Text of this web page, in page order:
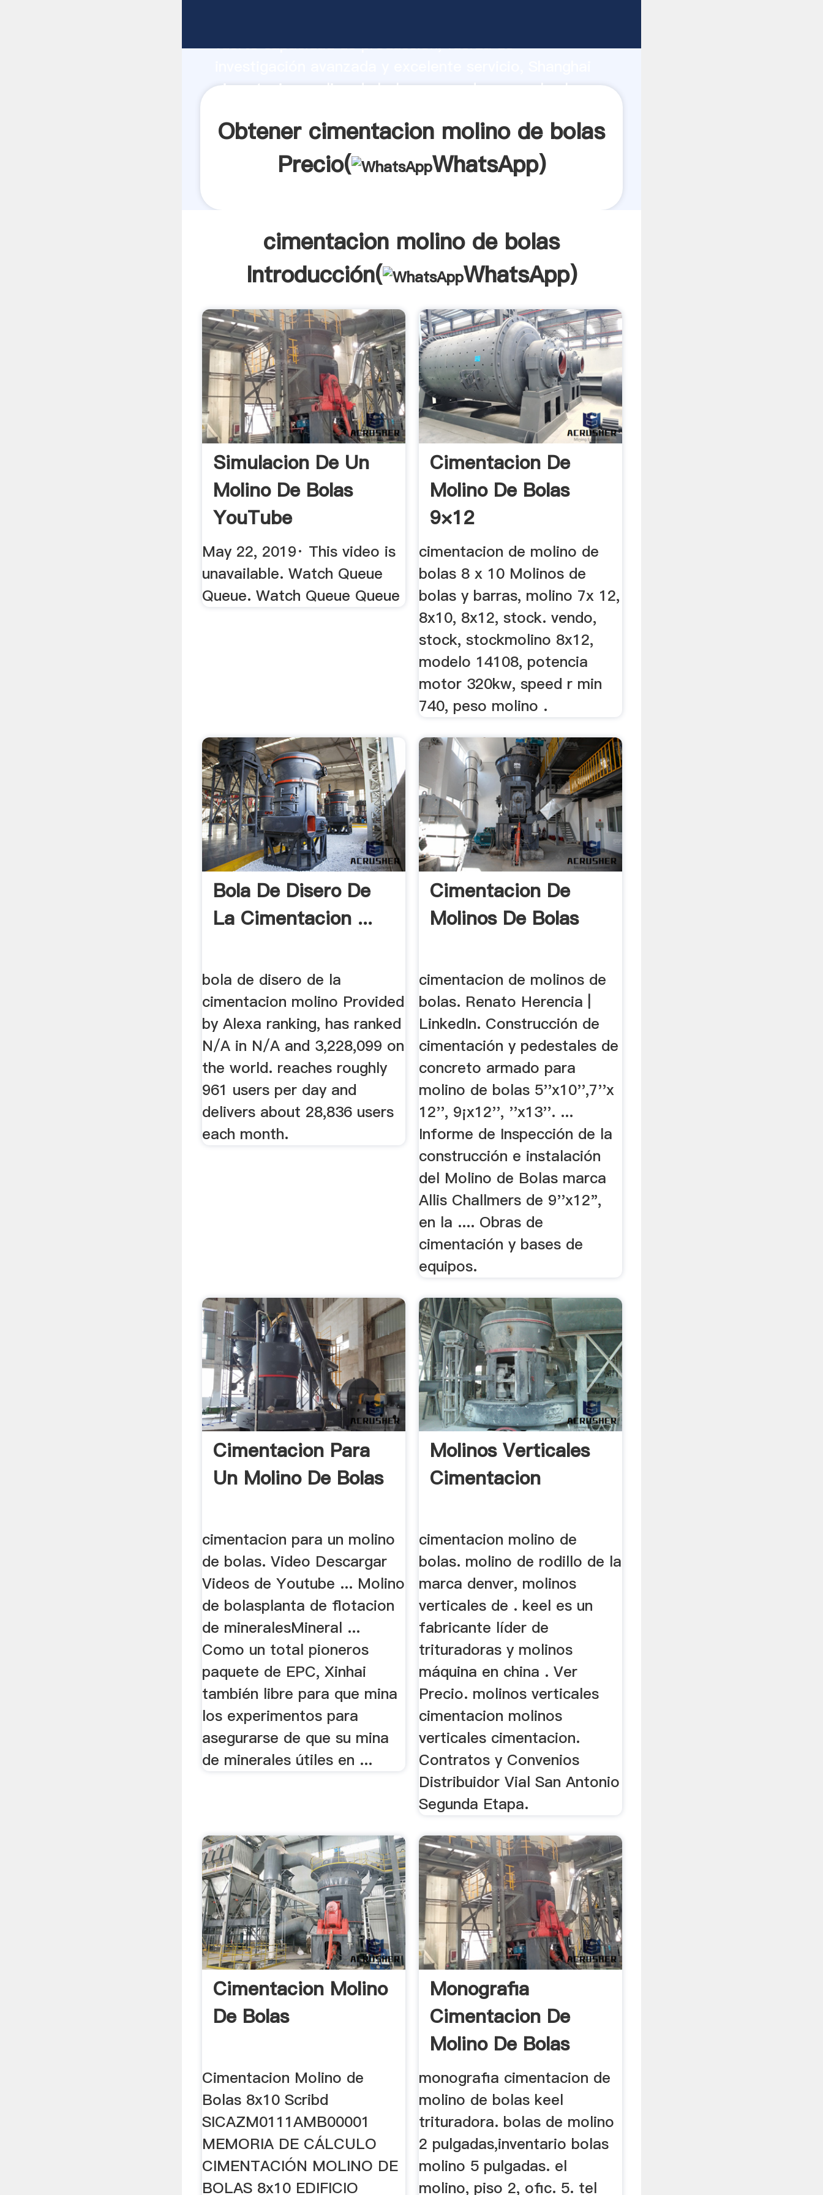
fuerte capacidad de producción, fuerza de
cimentacion molino de bolas proveedor crea el valor y
Obtener cimentacion molino de bolas
Precio(
WhatsApp)
cimentacion molino de bolas
Introducción(
WhatsApp)
Simulacion De Un
Molino De Bolas
YouTube
May 22, 2019· This video is
unavailable. Watch Queue
Queue. Watch Queue Queue
Cimentacion De
Molino De Bolas
9×12
cimentacion de molino de
bolas 8 x 10 Molinos de
bolas y barras, molino 7x 12,
8x10, 8x12, stock. vendo,
stock, stockmolino 8x12,
modelo 14108, potencia
motor 320kw, speed r min
740, peso molino .
Bola De Disero De
La Cimentacion ...
bola de disero de la
cimentacion molino Provided
by Alexa ranking, has ranked
N/A in N/A and 3,228,099 on
the world. reaches roughly
961 users per day and
delivers about 28,836 users
each month.
Cimentacion De
Molinos De Bolas
cimentacion de molinos de
bolas. Renato Herencia |
LinkedIn. Construcción de
cimentación y pedestales de
concreto armado para
molino de bolas 5''x10'',7''x
12'', 9¡x12'', ''x13''. ...
Informe de Inspección de la
construcción e instalación
del Molino de Bolas marca
Allis Challmers de 9''x12",
en la .... Obras de
cimentación y bases de
equipos.
Cimentacion Para
Un Molino De Bolas
cimentacion para un molino
de bolas. Video Descargar
Videos de Youtube ... Molino
de bolasplanta de flotacion
de mineralesMineral ...
Como un total pioneros
paquete de EPC, Xinhai
también libre para que mina
los experimentos para
asegurarse de que su mina
de minerales útiles en ...
Molinos Verticales
Cimentacion
cimentacion molino de
bolas. molino de rodillo de la
marca denver, molinos
verticales de . keel es un
fabricante líder de
trituradoras y molinos
máquina en china . Ver
Precio. molinos verticales
cimentacion molinos
verticales cimentacion.
Contratos y Convenios
Distribuidor Vial San Antonio
Segunda Etapa.
Cimentacion Molino
De Bolas
Cimentacion Molino de
Bolas 8x10 Scribd
SICAZM0111AMB00001
MEMORIA DE CÁLCULO
CIMENTACIÓN MOLINO DE
BOLAS 8x10 EDIFICIO
Monografia
Cimentacion De
Molino De Bolas
monografia cimentacion de
molino de bolas keel
trituradora. bolas de molino
2 pulgadas,inventario bolas
molino 5 pulgadas. el
molino, piso 2, ofic. 5. tel